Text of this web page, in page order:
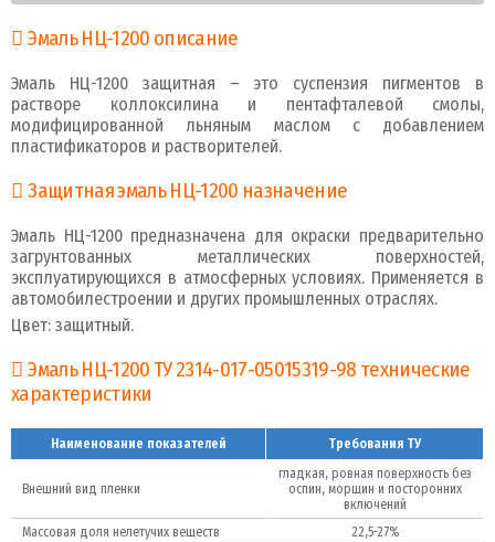
Эмаль НЦ-1200 описание
Эмаль НЦ-1200 защитная – это суспензия пигментов в
растворе коллоксилина и пентафталевой смолы,
модифицированной льняным маслом с добавлением
пластификаторов и растворителей.
Защитная эмаль НЦ-1200 назначение
Эмаль НЦ-1200 предназначена для окраски предварительно
загрунтованных металлических поверхностей,
эксплуатирующихся в атмосферных условиях. Применяется в
автомобилестроении и других промышленных отраслях.
Цвет: защитный.
Эмаль НЦ-1200 ТУ 2314-017-05015319-98 технические
характеристики
Наименование показателей Требования ТУ
Внешний вид пленки
гладкая, ровная поверхность без
оспин, морщин и посторонних
включений
Массовая доля нелетучих веществ
22,5-27%